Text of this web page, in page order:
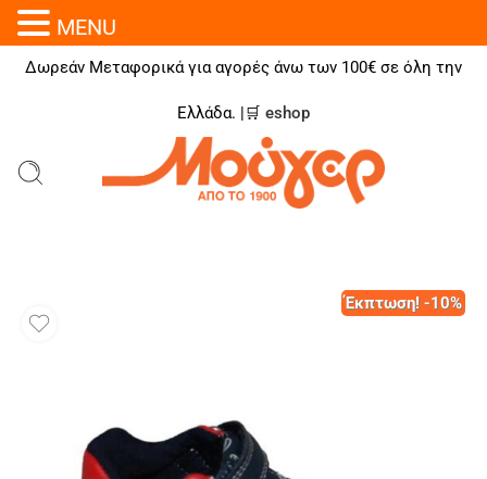
Δωρεάν Μεταφορικά για αγορές άνω των 100€ σε όλη την
Ελλάδα. |🛒 eshop
Έκπτωση! -10%
MENU